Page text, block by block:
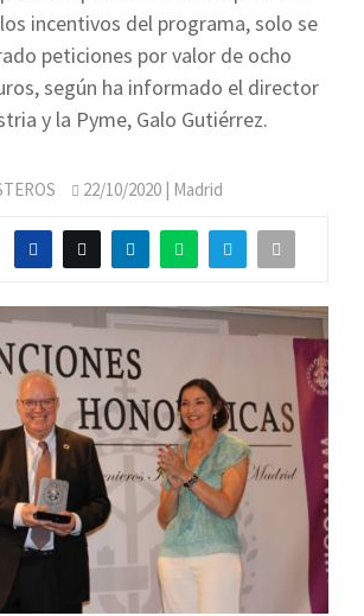
incentivos del programa, solo se
peticiones por valor de ocho
según ha informado el director
y la Pyme, Galo Gutiérrez.
22/10/2020 | Madrid